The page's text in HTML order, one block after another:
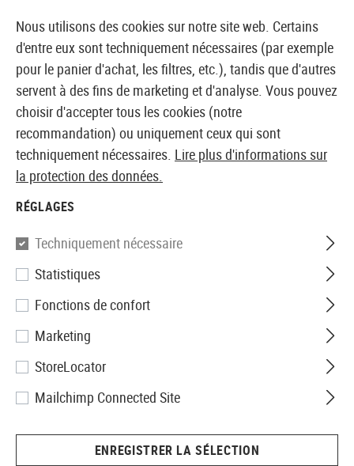
BOUTIQUE ET GROSSISTE EUROPÉEN AIRSOFT
Accueil Vêtements Gants Gants anti-coupures
GANTS ANTI-COUPURES
Nous utilisons des cookies sur notre site web. Certains
d'entre eux sont techniquement nécessaires (par exemple
pour le panier d'achat, les filtres, etc.), tandis que d'autres
servent à des fins de marketing et d'analyse. Vous pouvez
choisir d'accepter tous les cookies (notre
recommandation) ou uniquement ceux qui sont
techniquement nécessaires. Lire plus d'informations sur
la protection des données.
RÉGLAGES
Techniquement nécessaire
Statistiques
Fonctions de confort
Marketing
StoreLocator
Mailchimp Connected Site
ENREGISTRER LA SÉLECTION